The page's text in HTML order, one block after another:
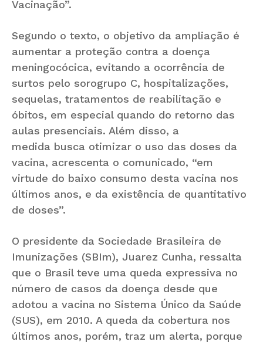
Vacinação”.
Segundo o texto, o objetivo da ampliação é
aumentar a proteção contra a doença
meningocócica, evitando a ocorrência de
surtos pelo sorogrupo C, hospitalizações,
sequelas, tratamentos de reabilitação e
óbitos, em especial quando do retorno das
aulas presenciais. Além disso, a
medida busca otimizar o uso das doses da
vacina, acrescenta o comunicado, “em
virtude do baixo consumo desta vacina nos
últimos anos, e da existência de quantitativo
de doses”.
O presidente da Sociedade Brasileira de
Imunizações (SBIm), Juarez Cunha, ressalta
que o Brasil teve uma queda expressiva no
número de casos da doença desde que
adotou a vacina no Sistema Único da Saúde
(SUS), em 2010. A queda da cobertura nos
últimos anos, porém, traz um alerta, porque